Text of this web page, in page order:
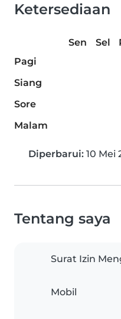
Ketersediaan
Sen Sel
Pagi
Siang
Sore
Malam
Diperbarui: 10 Mei
Tentang saya
Surat Izin
Mobil